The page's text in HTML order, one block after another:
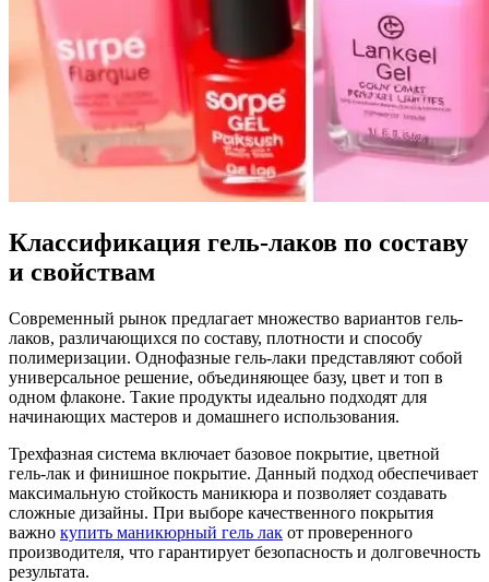
Классификация гель-лаков по составу
и свойствам
Современный рынок предлагает множество вариантов гель-
лаков, различающихся по составу, плотности и способу
полимеризации. Однофазные гель-лаки представляют собой
универсальное решение, объединяющее базу, цвет и топ в
одном флаконе. Такие продукты идеально подходят для
начинающих мастеров и домашнего использования.
Трехфазная система включает базовое покрытие, цветной
гель-лак и финишное покрытие. Данный подход обеспечивает
максимальную стойкость маникюра и позволяет создавать
сложные дизайны. При выборе качественного покрытия
важно купить маникюрный гель лак от проверенного
производителя, что гарантирует безопасность и долговечность
результата.